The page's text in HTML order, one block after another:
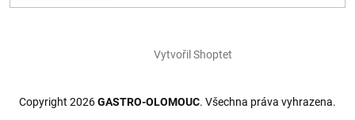
Vytvořil Shoptet
Copyright 2026GASTRO-OLOMOUC. Všechna práva vyhrazena.